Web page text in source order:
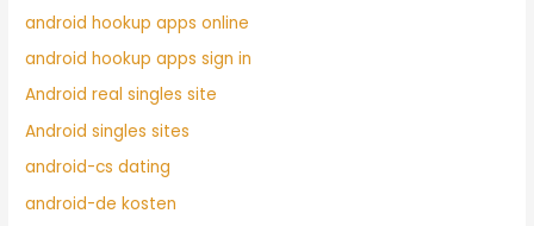
android hookup apps online
android hookup apps sign in
Android real singles site
Android singles sites
android-cs dating
android-de kosten